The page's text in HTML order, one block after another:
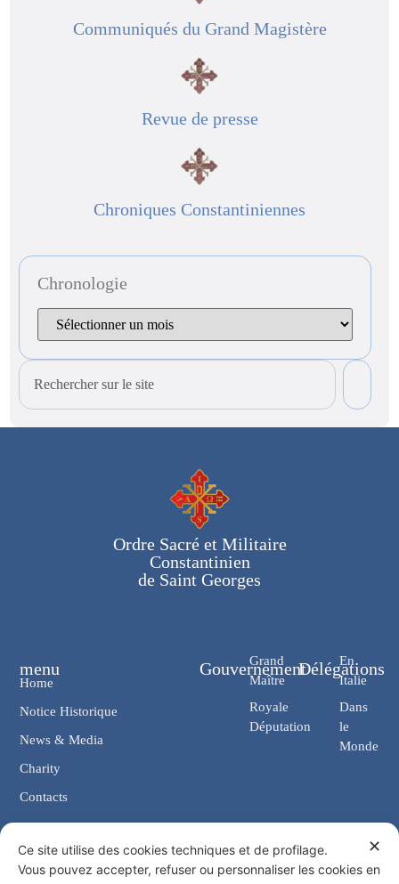
Communiqués du Grand Magistère
Revue de presse
Chroniques Constantiniennes
Chronologie
Ordre Sacré et Militaire
Constantinien
de Saint Georges
Gouvernement
Grand
Maître
Royale
Députation
Délégations
En
Italie
Dans
le
Monde
menu
Home
Notice Historique
News & Media
Charity
Contacts
Contacts
Chancellerie: Via Giosuè Carducci, 4 00187 Rome (IT)
✕
Ce site utilise des cookies techniques et de profilage.
Vous pouvez accepter, refuser ou personnaliser les cookies en